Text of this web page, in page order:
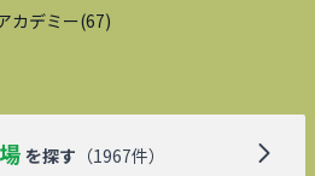
カデミー(67)
を探す （1967件）